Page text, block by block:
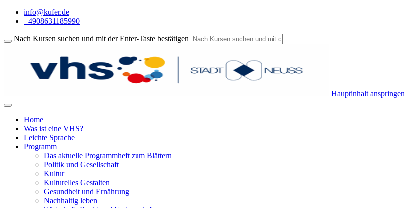
info@kufer.de
+4908631185990
Nach Kursen suchen und mit der Enter-Taste bestätigen
Hauptinhalt anspringen
Home
Was ist eine VHS?
Leichte Sprache
Programm
Das aktuelle Programmheft zum Blättern
Politik und Gesellschaft
Kultur
Kulturelles Gestalten
Gesundheit und Ernährung
Nachhaltig leben